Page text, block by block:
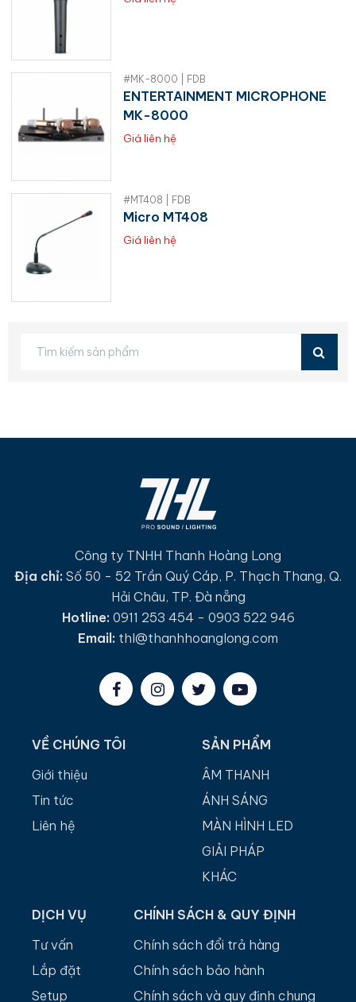
#MK-8000 | FDB
ENTERTAINMENT MICROPHONE
MK-8000
Giá liên hệ
#MT408 | FDB
Micro MT408
Giá liên hệ
Công ty TNHH Thanh Hoàng Long
Địa chỉ: Số 50 - 52 Trần Quý Cáp, P. Thạch Thang, Q.
Hải Châu, TP. Đà nẵng
Hotline: 0911 253 454 - 0903 522 946
Email: thl@thanhhoanglong.com
VỀ CHÚNG TÔI
Giới thiệu
Tin tức
Liên hệ
SẢN PHẨM
ÂM THANH
ÁNH SÁNG
MÀN HÌNH LED
GIẢI PHÁP
KHÁC
DỊCH VỤ
Tư vấn
Lắp đặt
Setup
CHÍNH SÁCH & QUY ĐỊNH
Chính sách đổi trả hàng
Chính sách bảo hành
Chính sách và quy định chung